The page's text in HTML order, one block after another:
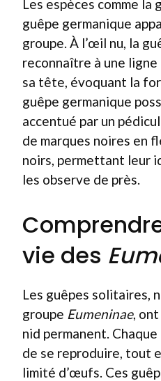
Les espèces comme la
guêpe germanique
groupe. À l’œil nu, la
reconnaître à une
sa tête, évoquant la
guêpe germanique
accentué par un
de marques noires en
noirs, permettant leur
les observe de près.
vie des
Les guêpes solitaires,
groupe Eumeninae,
nid permanent.
de se reproduire, tout
limité d’œufs. Ces